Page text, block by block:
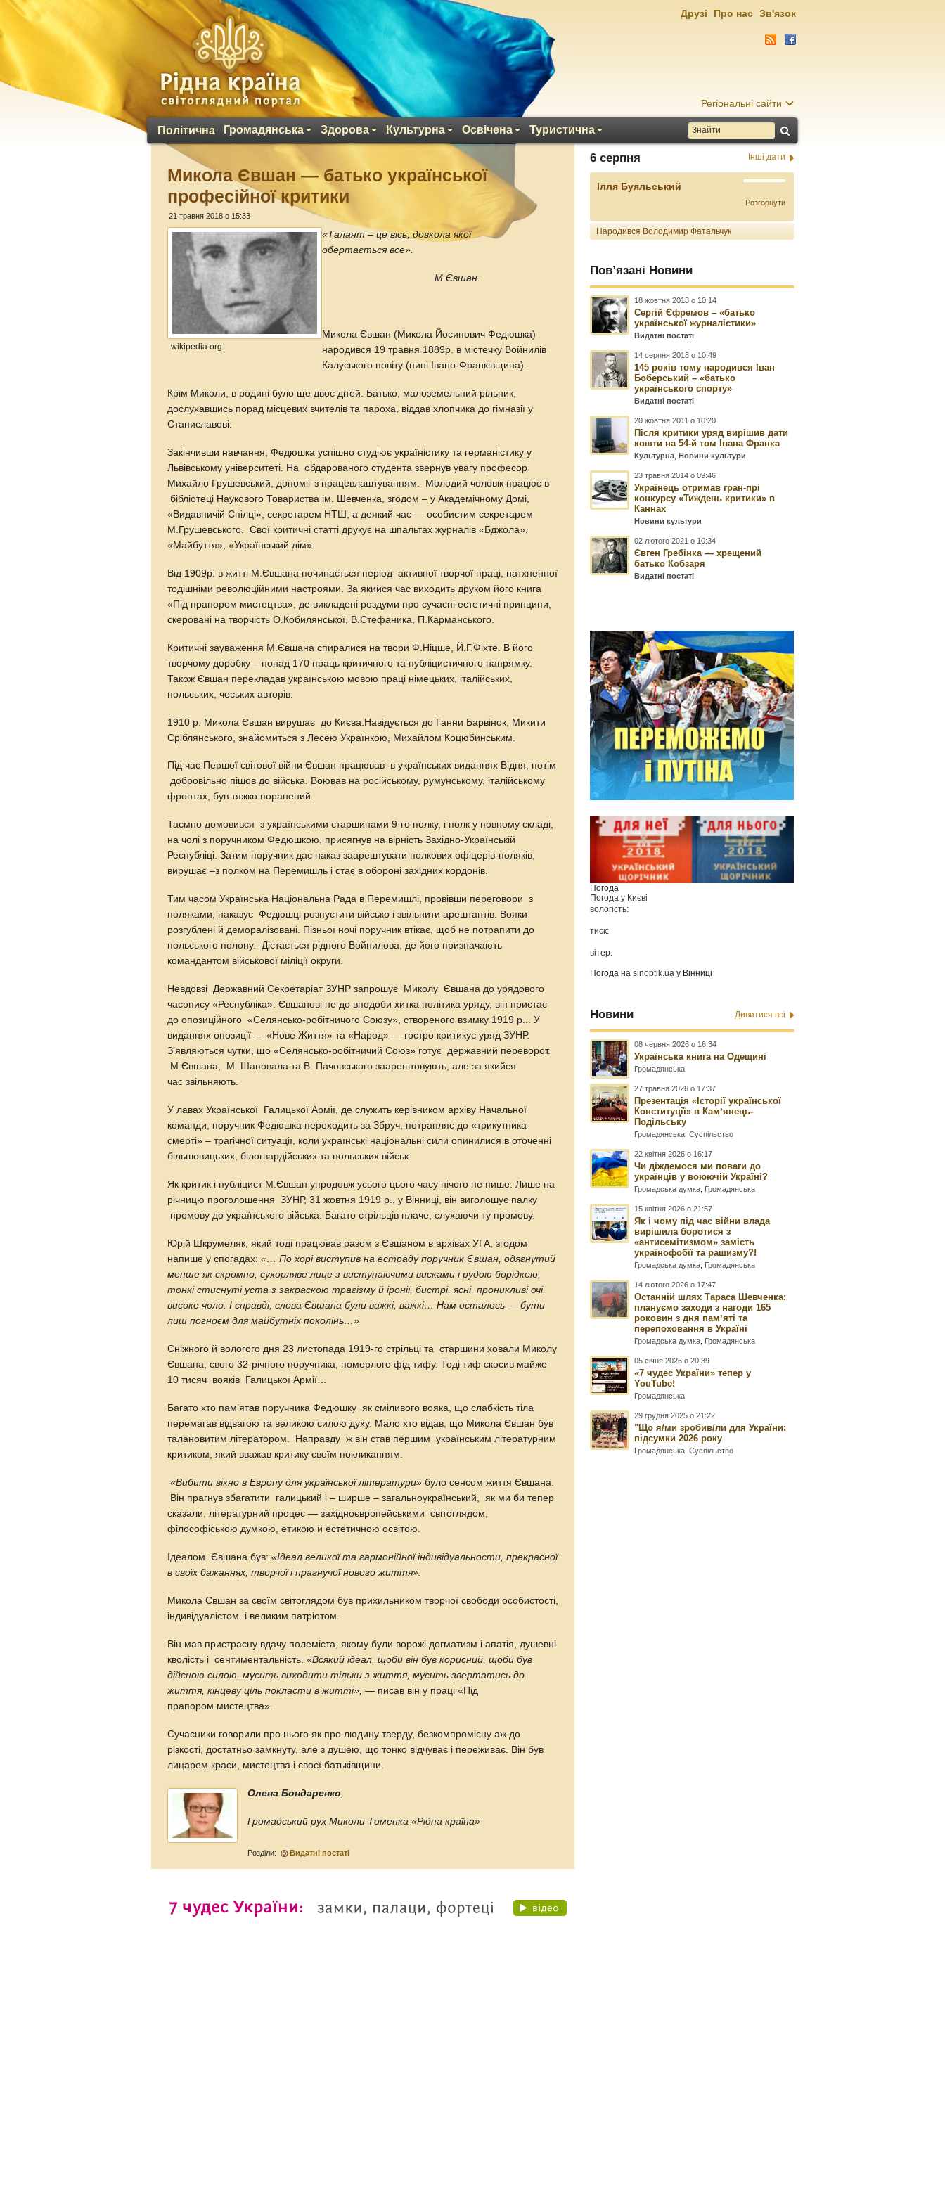
Регіональні сайти
Політична Громадянська Здорова Культурна Освічена Туристична
Друзі Про нас Зв'язок
Микола Євшан — батько української
професійної критики
21 травня 2018 о 15:33
wikipedia.org
«Талант – це вісь, довкола якої
обертається все».
М.Євшан.
Микола Євшан (Микола Йосипович Федюшка)
народився 19 травня 1889р. в містечку Войнилів
Калуського повіту (нині Івано-Франківщина).
Крім Миколи, в родині було ще двоє дітей. Батько, малоземельний рільник,
дослухавшись порад місцевих вчителів та пароха, віддав хлопчика до гімназії у
Станиславові.
Закінчивши навчання, Федюшка успішно студіює україністику та германістику у
Львівському університеті. На обдарованого студента звернув увагу професор
Михайло Грушевський, допоміг з працевлаштуванням. Молодий чоловік працює в
бібліотеці Наукового Товариства ім. Шевченка, згодом – у Академічному Домі,
«Видавничій Спілці», секретарем НТШ, а деякий час — особистим секретарем
М.Грушевського. Свої критичні статті друкує на шпальтах журналів «Бджола»,
«Майбуття», «Український дім».
Від 1909р. в житті М.Євшана починається період активної творчої праці, натхненної
тодішніми революційними настроями. За якийся час виходить друком його книга
«Під прапором мистецтва», де викладені роздуми про сучасні естетичні принципи,
скеровані на творчість О.Кобилянської, В.Стефаника, П.Карманського.
Критичні зауваження М.Євшана спиралися на твори Ф.Ніцше, Й.Г.Фіхте. В його
творчому доробку – понад 170 праць критичного та публіцистичного напрямку.
Також Євшан перекладав українською мовою праці німецьких, італійських,
польських, чеських авторів.
1910 р. Микола Євшан вирушає до Києва.Навідується до Ганни Барвінок, Микити
Сріблянського, знайомиться з Лесею Українкою, Михайлом Коцюбинським.
Під час Першої світової війни Євшан працював в українських виданнях Відня, потім
добровільно пішов до війська. Воював на російському, румунському, італійському
фронтах, був тяжко поранений.
Таємно домовився з українськими старшинами 9-го полку, і полк у повному складі,
на чолі з поручником Федюшкою, присягнув на вірність Західно-Українській
Республіці. Затим поручник дає наказ заарештувати полкових офіцерів-поляків,
вирушає –з полком на Перемишль і стає в обороні західних кордонів.
Тим часом Українська Національна Рада в Перемишлі, провівши переговори з
поляками, наказує Федюшці розпустити військо і звільнити арештантів. Вояки
розгублені й деморалізовані. Пізньої ночі поручник втікає, щоб не потрапити до
польського полону. Дістається рідного Войнилова, де його призначають
командантом військової міліції округи.
Невдовзі Державний Секретаріат ЗУНР запрошує Миколу Євшана до урядового
часопису «Республіка». Євшанові не до вподоби хитка політика уряду, він пристає
до опозиційного «Селянсько-робітничого Союзу», створеного взимку 1919 р... У
виданнях опозиції — «Нове Життя» та «Народ» — гостро критикує уряд ЗУНР.
З’являються чутки, що «Селянсько-робітничий Союз» готує державний переворот.
М.Євшана, М. Шаповала та В. Пачовського заарештовують, але за якийся
час звільняють.
У лавах Української Галицької Армії, де служить керівником архіву Начальної
команди, поручник Федюшка переходить за Збруч, потрапляє до «трикутника
смерті» – трагічної ситуації, коли українські національні сили опинилися в оточенні
більшовицьких, білогвардійських та польських військ.
Як критик і публіцист М.Євшан упродовж усього цього часу нічого не пише. Лише на
річницю проголошення ЗУНР, 31 жовтня 1919 р., у Вінниці, він виголошує палку
промову до українського війська. Багато стрільців плаче, слухаючи ту промову.
Юрій Шкрумеляк, який тоді працював разом з Євшаном в архівах УГА, згодом
напише у спогадах:«… По хорі виступив на естраду поручник Євшан, одягнутий
менше як скромно, сухорляве лице з виступаючими висками і рудою борідкою,
тонкі стиснуті уста з закраскою трагізму й іронії, бистрі, ясні, проникливі очі,
високе чоло. I справді, слова Євшана були важкі, важкі… Нам осталось — бути
лиш погноєм для майбутніх поколінь…»
Сніжного й вологого дня 23 листопада 1919-го стрільці та старшини ховали Миколу
Євшана, свого 32-річного поручника, померлого фід тифу. Тоді тиф скосив майже
10 тисяч вояків Галицької Армії…
Багато хто пам’ятав поручника Федюшку як сміливого вояка, що слабкість тіла
перемагав відвагою та великою силою духу. Мало хто відав, що Микола Євшан був
талановитим літератором. Направду ж він став першим українським літературним
критиком, який вважав критику своїм покликанням.
«Вибити вікно в Европу для української літератури» було сенсом життя Євшана.
Він прагнув збагатити галицький і – ширше – загальноукраїнський, як ми би тепер
сказали, літературний процес — західноєвропейськими світоглядом,
філософіською думкою, етикою й естетичною освітою.
Iдеалом Євшана був:«Iдеал великої та гармонійної індивідуальности, прекрасної
в своїх бажаннях, творчої і прагнучої нового життя».
Микола Євшан за своїм світоглядом був прихильником творчої свободи особистості,
індивідуалістом і великим патріотом.
Він мав пристрасну вдачу полеміста, якому були ворожі догматизм і апатія, душевні
кволість і сентиментальність.«Всякий ідеал, щоби він був корисний, щоби був
дійсною силою, мусить виходити тільки з життя, мусить звертатись до
життя, кінцеву ціль покласти в житті», — писав він у праці «Під
прапором мистецтва».
Сучасники говорили про нього як про людину тверду, безкомпромісну аж до
різкості, достатньо замкнуту, але з душею, що тонко відчуває і переживає. Він був
лицарем краси, мистецтва і своєї батьківщини.
Олена Бондаренко
Громадський рух Миколи Томенка «Рідна країна»
Розділи: Видатні постаті
6 серпня Інші дати
Ілля Буяльський
Розгорнути
Народився Володимир Фатальчук
Пов’язані Новини
18 жовтня 2018 о 10:14
Сергій Єфремов – «батько
української журналістики»
Видатні постаті
14 серпня 2018 о 10:49
145 років тому народився Іван
Боберський – «батько
українського спорту»
Видатні постаті
20 жовтня 2011 о 10:20
Після критики уряд вирішив дати
кошти на 54-й том Івана Франка
Культурна ,Новини культури
23 травня 2014 о 09:46
Українець отримав гран-прі
конкурсу «Тиждень критики» в
Каннах
Новини культури
02 лютого 2021 о 10:34
Євген Гребінка — хрещений
батько Кобзаря
Видатні постаті
Погода
Погода у Києві
вологість:
тиск:
вітер:
Погода наsinoptik.ua у Вінниці
Новини Дивитися всі
08 червня 2026 о 16:34
Українська книга на Одещині
Громадянська
27 травня 2026 о 17:37
Презентація «Історії української
Конституції» в Камʼянець-
Подільську
Громадянська ,Суспільство
22 квітня 2026 о 16:17
Чи діждемося ми поваги до
українців у воюючій Україні?
Громадська думка Громадянська
15 квітня 2026 о 21:57
Як і чому під час війни влада
вирішила боротися з
«антисемітизмом» замість
українофобії та рашизму?!
Громадська думка Громадянська
14 лютого 2026 о 17:47
Останній шлях Тараса Шевченка:
плануємо заходи з нагоди 165
роковин з дня памʼяті та
перепоховання в Україні
Громадська думка Громадянська
05 січня 2026 о 20:39
«7 чудес України» тепер у
YouTube!
Громадянська
29 грудня 2025 о 21:22
"Що я/ми зробив/ли для України:
підсумки 2026 року
Громадянська ,Суспільство